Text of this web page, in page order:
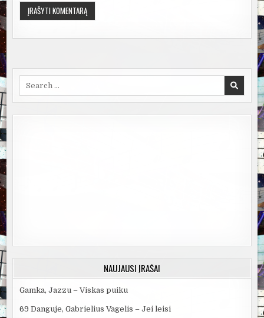
NAUJAUSI ĮRAŠAI
Gamka, Jazzu – Viskas puiku
69 Danguje, Gabrielius Vagelis – Jei leisi